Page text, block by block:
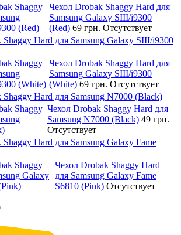
Чехол Drobak Shaggy Hard для
Samsung Galaxy SIII/i9300
(Red) 69 грн. Отсутствует
Shaggy Hard для Samsung Galaxy SIII/i9300
Чехол Drobak Shaggy Hard для
Samsung Galaxy SIII/i9300
(White) 69 грн. Отсутствует
Shaggy Hard для Samsung N7000 (Black)
Чехол Drobak Shaggy Hard для
Samsung N7000 (Black) 49 грн.
Отсутствует
Hard для Samsung Galaxy Fame
Чехол Drobak Shaggy Hard
для Samsung Galaxy Fame
S6810 (Pink) Отсутствует